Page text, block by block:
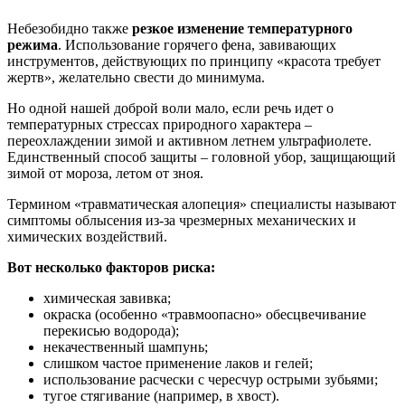
Небезобидно также резкое изменение температурного
режима. Использование горячего фена, завивающих
инструментов, действующих по принципу «красота требует
жертв», желательно свести до минимума.
Но одной нашей доброй воли мало, если речь идет о
температурных стрессах природного характера –
переохлаждении зимой и активном летнем ультрафиолете.
Единственный способ защиты – головной убор, защищающий
зимой от мороза, летом от зноя.
Термином «травматическая алопеция» специалисты называют
симптомы облысения из-за чрезмерных механических и
химических воздействий.
Вот несколько факторов риска:
химическая завивка;
окраска (особенно «травмоопасно» обесцвечивание
перекисью водорода);
некачественный шампунь;
слишком частое применение лаков и гелей;
использование расчески с чересчур острыми зубьями;
тугое стягивание (например, в хвост).